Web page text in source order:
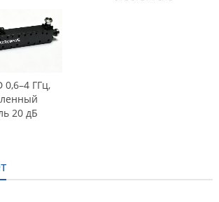
0,6–4 ГГц,
20 дБ